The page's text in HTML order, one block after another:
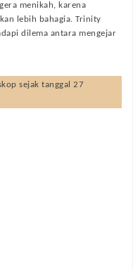
menikah, karena
lebih bahagia. Trinity
dilema antara mengejar
sejak tanggal 27